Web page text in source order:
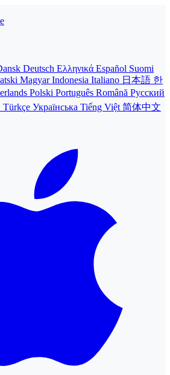
Deutsch Ελληνικά Español Suomi
MagyarIndonesia Italiano 日本語 한
Polski Português Română Русский
Türkçe Українська Tiếng Việt 简体中文